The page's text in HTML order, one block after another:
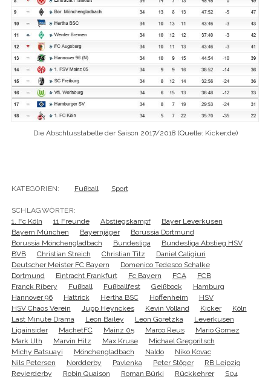
Die Abschlusstabelle der Saison 2017/2018 (Quelle: Kicker.de)
KATEGORIEN: Fußball Sport
SCHLAGWÖRTER:
1. Fc Köln
11 Freunde Abstiegskampf
Bayer Leverkusen
Bayern München
Bayernjäger
Borussia Dortmund
Borussia Mönchengladbach
Bundesliga
Bundesliga Abstieg HSV
BVB
Christian Streich Christian Titz
Daniel Caligiuri
Deutscher Meister FC Bayern
Domenico Tedesco Schalke
Dortmund
Eintracht Frankfurt Fc Bayern FCA
FCB
Franck Ribery
Fußball Fußballfest Geißbock
Hamburg
Hannover 96
Hattrick Hertha BSC Hoffenheim
HSV
HSV Chaos Verein
Jupp Heynckes Kevin Volland Kicker
Köln
Last Minute Drama
Leon Bailey Leon Goretzka
Leverkusen
Ligainsider
MachetFC Mainz 05 Marco Reus
Mario Gomez
Mark Uth
Marvin Hitz Max Kruse
Michael Gregoritsch
Michy Batsuayi
Mönchengladbach Naldo
Niko Kovac
Nils Petersen
Nordderby Pavlenka Peter Stöger
RB Leipzig
Revierderby
Robin Quaison Roman Bürki Rückkehrer
S04